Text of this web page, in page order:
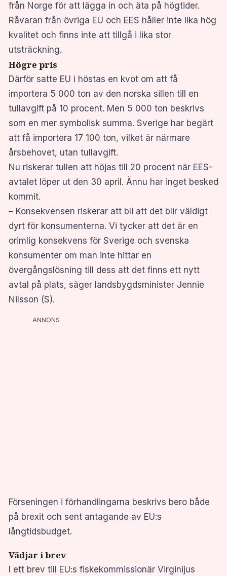
från Norge för att lägga in och äta på högtider.
Råvaran från övriga EU och EES håller inte lika hög
kvalitet och finns inte att tillgå i lika stor
utsträckning.
Högre pris
Därför satte EU i höstas en kvot om att få
importera 5 000 ton av den norska sillen till en
tullavgift på 10 procent. Men 5 000 ton beskrivs
som en mer symbolisk summa. Sverige har begärt
att få importera 17 100 ton, vilket är närmare
årsbehovet, utan tullavgift.
Nu riskerar tullen att höjas till 20 procent när EES-
avtalet löper ut den 30 april. Ännu har inget besked
kommit.
– Konsekvensen riskerar att bli att det blir väldigt
dyrt för konsumenterna. Vi tycker att det är en
orimlig konsekvens för Sverige och svenska
konsumenter om man inte hittar en
övergångslösning till dess att det finns ett nytt
avtal på plats, säger landsbygdsminister Jennie
Nilsson (S).
ANNONS
Förseningen i förhandlingarna beskrivs bero både
på brexit och sent antagande av EU:s
långtidsbudget.
Vädjar i brev
I ett brev till EU:s fiskekommissionär Virginijus